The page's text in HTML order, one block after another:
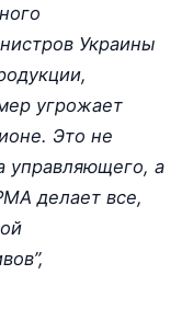
Украины
угрожает
Это не
управляющего, а
делает все,